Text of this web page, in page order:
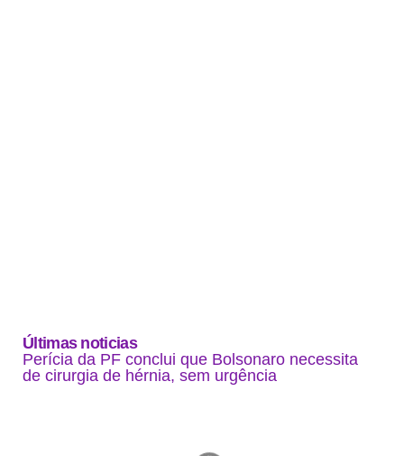
Últimas noticias
Perícia da PF conclui que Bolsonaro necessita
de cirurgia de hérnia, sem urgência